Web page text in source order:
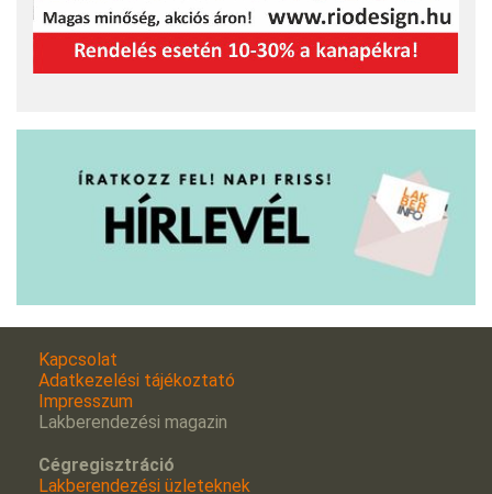
Kapcsolat
Adatkezelési tájékoztató
Impresszum
Lakberendezési magazin
Cégregisztráció
Lakberendezési üzleteknek